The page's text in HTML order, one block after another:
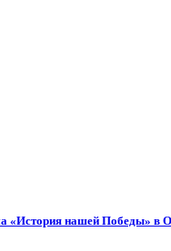
«История нашей Победы» в